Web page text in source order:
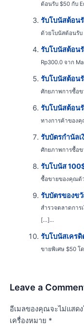
ต้อนรับ $50 กับ
รับโบนัสต้อน
ด้วยโบนัสต้อนรับ
รับโบนัสต้อน
Rp300.0 จาก
รับโบนัสต้อน
ศักยภาพการซื้อ
รับโบนัสต้อน
ทางการค้าของ
รับบัตรกำนัล
ศักยภาพการซื้อ
รับโบนัส
ซื้อขายของคุณด้
รับบัตรของข
สำรวจตลาดการ
[…]...
รับโบนัสเคร
ขายพิเศษ $50 โ
Leave a
อีเมลของคุณจะไม่แสด
เครื่องหมาย *